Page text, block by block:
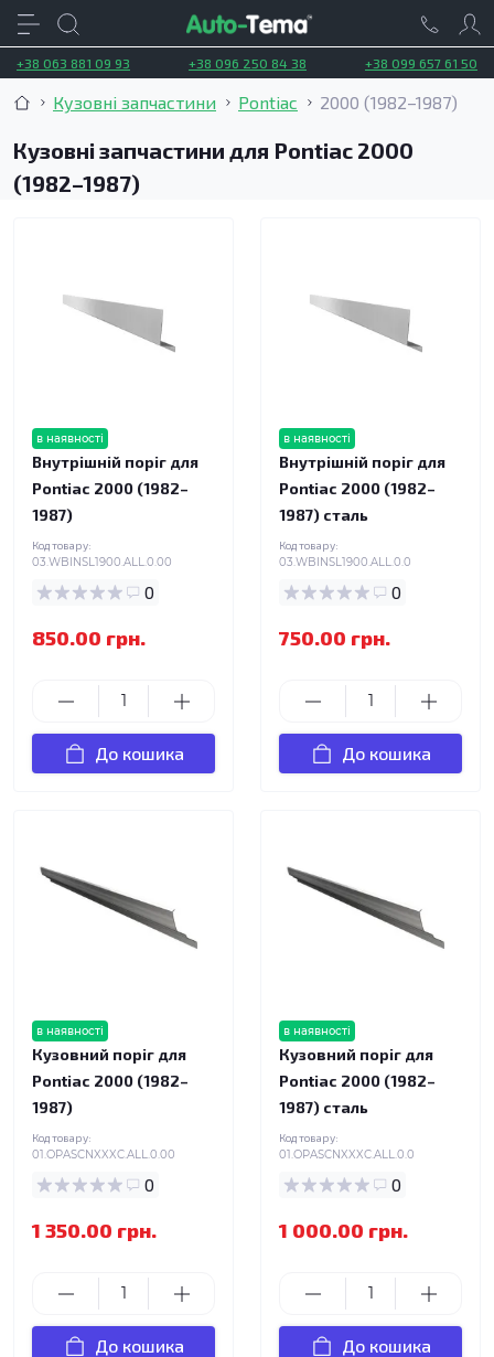
+38 063 881 09 93 +38 096 250 84 38 +38 099 657 61 50
Кузовні запчастини Pontiac 2000 (1982–1987)
Кузовні запчастини для Pontiac 2000
(1982–1987)
в наявності
Внутрішній поріг для
Pontiac 2000 (1982–
1987)
Код товару:
03.WBINSL1900.ALL.0.00
0
850.00 грн.
До кошика
в наявності
Внутрішній поріг для
Pontiac 2000 (1982–
1987) сталь
Код товару:
03.WBINSL1900.ALL.0.0
0
750.00 грн.
До кошика
в наявності
Кузовний поріг для
Pontiac 2000 (1982–
1987)
Код товару:
01.OPASCNXXXC.ALL.0.00
0
1 350.00 грн.
До кошика
в наявності
Кузовний поріг для
Pontiac 2000 (1982–
1987) сталь
Код товару:
01.OPASCNXXXC.ALL.0.0
0
1 000.00 грн.
До кошика